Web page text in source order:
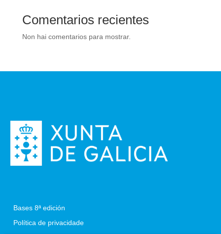
Comentarios recientes
Non hai comentarios para mostrar.
Bases 8ª edición
Política de privacidade